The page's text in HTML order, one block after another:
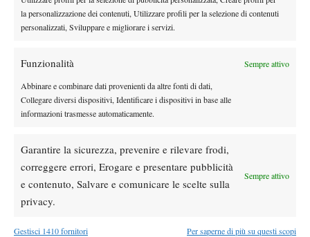
la personalizzazione dei contenuti, Utilizzare profili per la selezione di contenuti
personalizzati, Sviluppare e migliorare i servizi.
Funzionalità Sempre attivo
Abbinare e combinare dati provenienti da altre fonti di dati,
Collegare diversi dispositivi, Identificare i dispositivi in base alle
informazioni trasmesse automaticamente.
Garantire la sicurezza, prevenire e rilevare frodi,
correggere errori, Erogare e presentare pubblicità
e contenuto, Salvare e comunicare le scelte sulla
privacy.
Sempre attivo
Gestisci 1410 fornitori Per saperne di più su questi scopi
(Fabio Colangelo – Foto Nizegorodcew)